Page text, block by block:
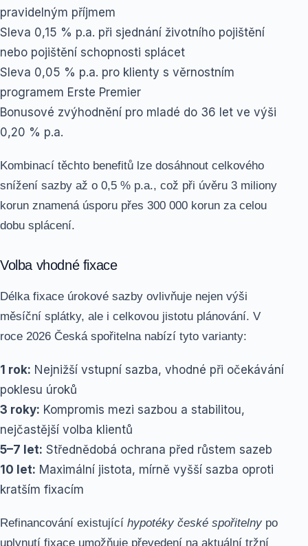
pravidelným příjmem
Sleva 0,15 % p.a. při sjednání životního pojištění
nebo pojištění schopnosti splácet
Sleva 0,05 % p.a. pro klienty s věrnostním
programem Erste Premier
Bonusové zvýhodnění pro mladé do 36 let ve výši
0,20 % p.a.
Kombinací těchto benefitů lze dosáhnout celkového
snížení sazby až o 0,5 % p.a., což při úvěru 3 miliony
korun znamená úsporu přes 300 000 korun za celou
dobu splácení.
Volba vhodné fixace
Délka fixace úrokové sazby ovlivňuje nejen výši
měsíční splátky, ale i celkovou jistotu plánování. V
roce 2026 Česká spořitelna nabízí tyto varianty:
1 rok: Nejnižší vstupní sazba, vhodné při očekávání
poklesu úroků
3 roky: Kompromis mezi sazbou a stabilitou,
nejčastější volba klientů
5–7 let: Střednědobá ochrana před růstem sazeb
10 let: Maximální jistota, mírně vyšší sazba oproti
kratším fixacím
Refinancování existující hypotéky české spořitelny po
uplynutí fixace umožňuje převedení na aktuální tržní